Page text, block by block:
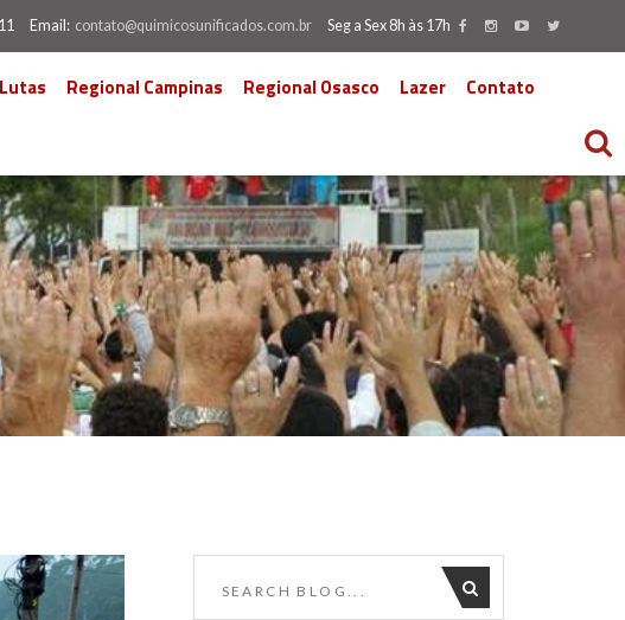
Email: contato@quimicosunificados.com.br Seg a Sex 8h às 17h
Lutas Regional Campinas Regional Osasco Lazer
Contato